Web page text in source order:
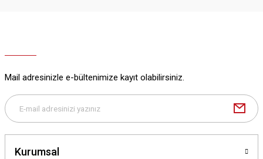
Mail adresinizle e-bültenimize kayıt olabilirsiniz.
Kurumsal